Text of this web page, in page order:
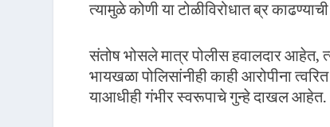
त्यामुळे कोणी या टोळीविरोधात ब्र
संतोष भोसले मात्र पोलीस हवालदार आहेत,
भायखळा पोलिसांनीही काही आरोपीना
याआधीही गंभीर स्वरूपाचे गुन्हे दाखल आहेत.